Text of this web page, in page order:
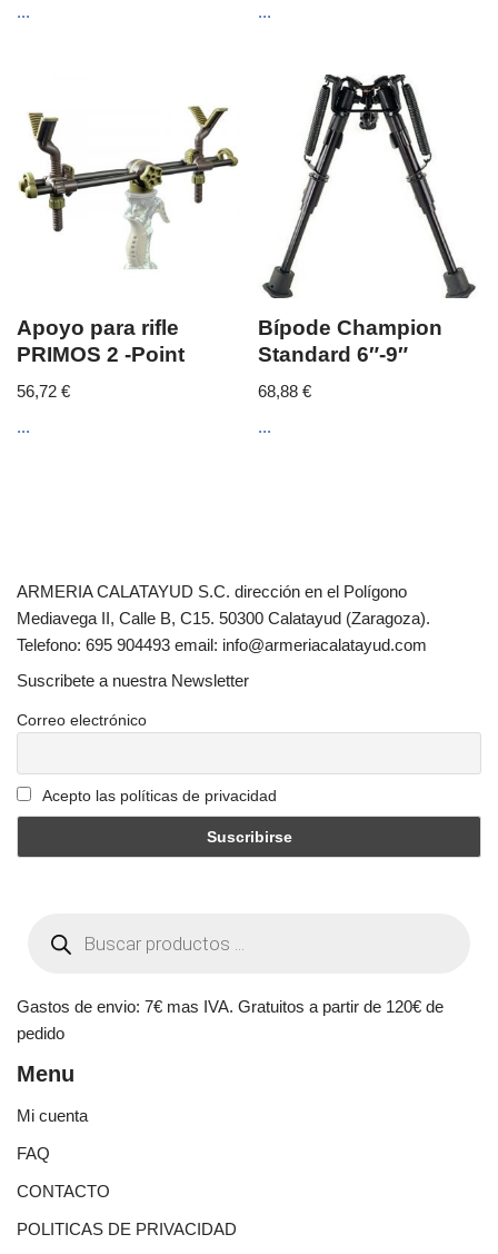
...
...
Apoyo para rifle
PRIMOS 2 -Point
56,72 €
...
Bípode Champion
Standard 6″-9″
68,88€
...
ARMERIA CALATAYUD S.C. dirección en el Polígono
Mediavega II, Calle B, C15. 50300 Calatayud (Zaragoza).
Telefono: 695 904493 email: info@armeriacalatayud.com
Suscribete a nuestra Newsletter
Correo electrónico
Acepto las políticas de privacidad
Gastos de envio: 7€ mas IVA. Gratuitos a partir de 120€ de
pedido
Menu
Mi cuenta
FAQ
CONTACTO
POLITICAS DE PRIVACIDAD